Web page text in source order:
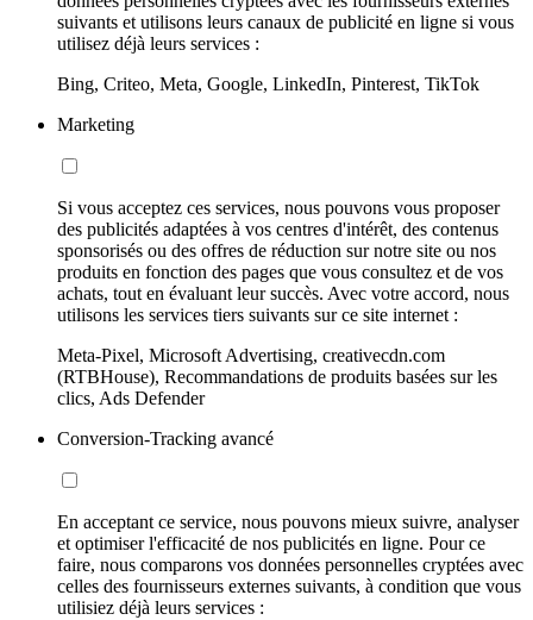
suivants et utilisons leurs canaux de publicité en ligne si vous
utilisez déjà leurs services :
Bing, Criteo, Meta, Google, LinkedIn, Pinterest, TikTok
Marketing
Si vous acceptez ces services, nous pouvons vous proposer
des publicités adaptées à vos centres d'intérêt, des contenus
sponsorisés ou des offres de réduction sur notre site ou nos
produits en fonction des pages que vous consultez et de vos
achats, tout en évaluant leur succès. Avec votre accord, nous
utilisons les services tiers suivants sur ce site internet :
Meta-Pixel, Microsoft Advertising, creativecdn.com
(RTBHouse), Recommandations de produits basées sur les
clics, Ads Defender
Conversion-Tracking avancé
En acceptant ce service, nous pouvons mieux suivre, analyser
et optimiser l'efficacité de nos publicités en ligne. Pour ce
faire, nous comparons vos données personnelles cryptées avec
celles des fournisseurs externes suivants, à condition que vous
utilisiez déjà leurs services :